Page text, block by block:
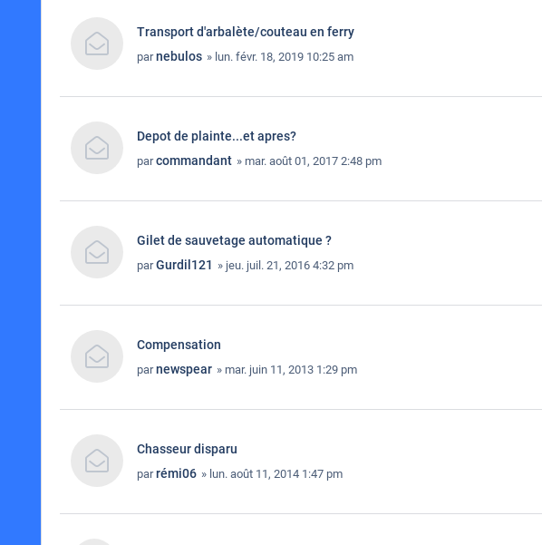
Transport d'arbalète/couteau en ferry
parnebulos » lun. févr. 18, 2019 10:25 am
Depot de plainte...et apres?
parcommandant » mar. août 01, 2017 2:48 pm
Gilet de sauvetage automatique ?
parGurdil121 » jeu. juil. 21, 2016 4:32 pm
Compensation
parnewspear » mar. juin 11, 2013 1:29 pm
Chasseur disparu
parrémi06 » lun. août 11, 2014 1:47 pm